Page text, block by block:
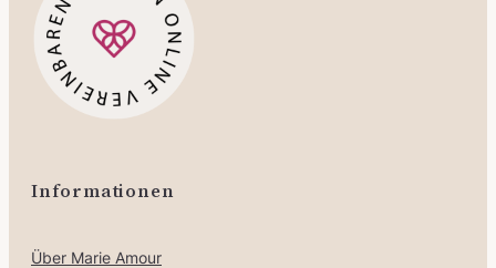
Informationen
Über Marie Amour